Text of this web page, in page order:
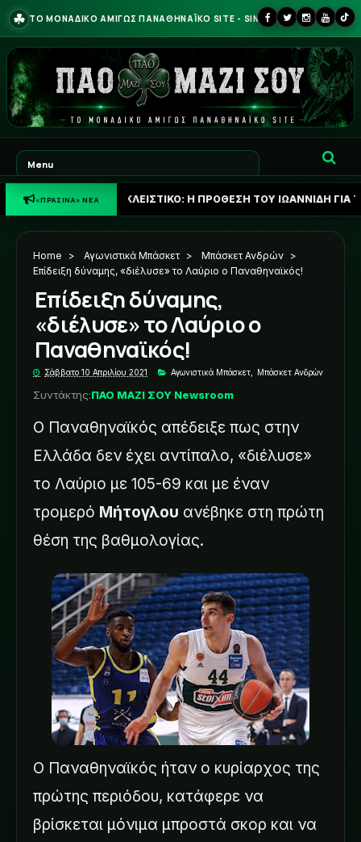
☘ ΤΟ ΜΟΝΑΔΙΚΟ ΑΜΙΓΩΣ ΠΑΝΑΘΗΝΑΪΚΟ SITE - SINCE 2013
«ΠΡΑΣΙΝΑ» ΝΕΑ
ΑΠΟΚΛΕΙΣΤΙΚΟ: Η ΠΡΟΘΕΣΗ ΤΟΥ ΙΩΑΝΝΙΔΗ ΓΙΑ ΤΟ ΜΕΛΛΟΝ
Home > Αγωνιστικά Μπάσκετ > Μπάσκετ Ανδρών >
Επίδειξη δύναμης, «διέλυσε» το Λαύριο ο Παναθηναϊκός!
Επίδειξη δύναμης,
«διέλυσε» το Λαύριο ο
Παναθηναϊκός!
Σάββατο 10 Απριλίου 2021 Αγωνιστικά Μπάσκετ Μπάσκετ Ανδρών
Συντάκτης:ΠΑΟ ΜΑΖΙ ΣΟΥ Newsroom
Ο Παναθηναϊκός απέδειξε πως στην
Ελλάδα δεν έχει αντίπαλο, «διέλυσε»
το Λαύριο με 105-69 και με έναν
τρομερό Μήτογλου ανέβηκε στη πρώτη
θέση της βαθμολογίας.
Ο Παναθηναϊκός ήταν ο κυρίαρχος της
πρώτης περιόδου, κατάφερε να
βρίσκεται μόνιμα μπροστά σκορ και να